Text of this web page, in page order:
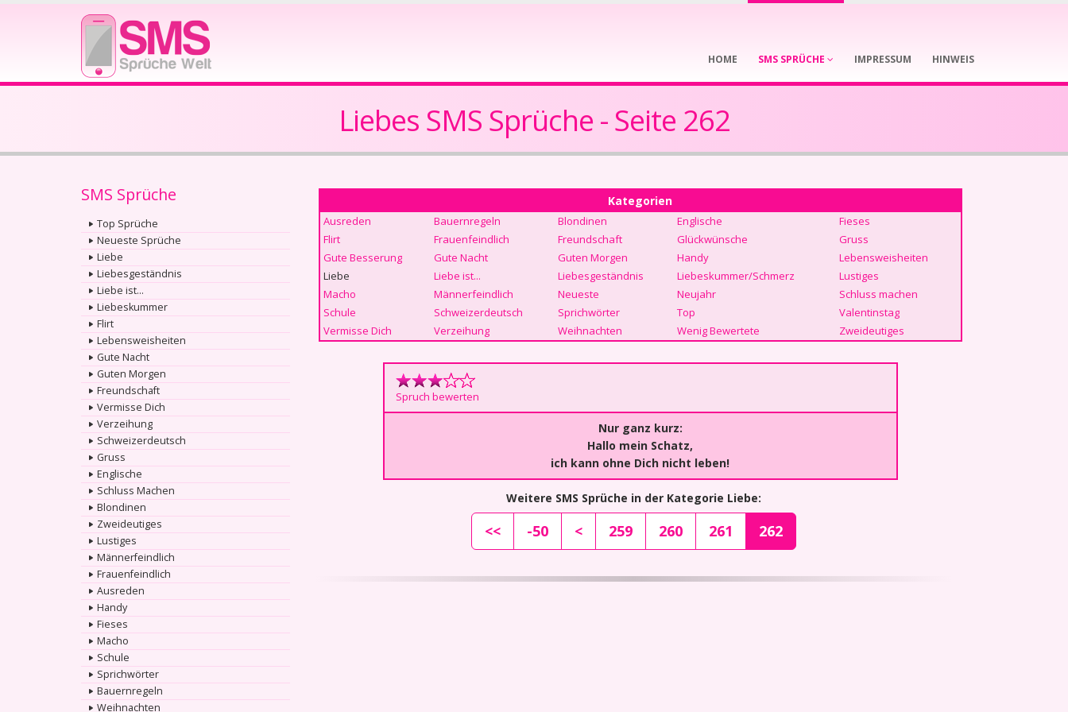
HOME SMS SPRÜCHE IMPRESSUM HINWEIS
Liebes SMS Sprüche - Seite 262
SMS Sprüche
Top Sprüche
Neueste Sprüche
Liebe
Liebesgeständnis
Liebe ist...
Liebeskummer
Flirt
Lebensweisheiten
Gute Nacht
Guten Morgen
Freundschaft
Vermisse Dich
Verzeihung
Schweizerdeutsch
Gruss
Englische
Schluss Machen
Blondinen
Zweideutiges
Lustiges
Männerfeindlich
Frauenfeindlich
Ausreden
Handy
Fieses
Macho
Schule
Sprichwörter
Bauernregeln
Weihnachten
Kategorien
Ausreden Bauernregeln Blondinen Englische
Fieses
Flirt
Frauenfeindlich Freundschaft Glückwünsche
Gruss
Gute Besserung
Gute Nacht Guten Morgen Handy
Lebensweisheiten
Liebe
Liebe ist... Liebesgeständnis Liebeskummer/Schmerz
Lustiges
Macho
Männerfeindlich Neueste Neujahr
Schluss machen
Schule
Schweizerdeutsch Sprichwörter Top
Valentinstag
Vermisse Dich
Verzeihung Weihnachten Wenig Bewertete Zweideutiges
Spruch bewerten
Nur ganz kurz:
Hallo mein Schatz,
ich kann ohne Dich nicht leben!
Weitere SMS Sprüche in der Kategorie Liebe:
<< -50 < 259 260 261 262